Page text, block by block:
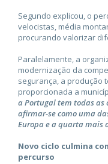
Segundo explicou, o
velocistas, média
procurando valorizar
Paralelamente, a
modernização da
segurança, a produção
proporcionada a
a Portugal tem todas as
afirmar-se como uma
Europa e a quarta mais
Novo ciclo culmina
percurso